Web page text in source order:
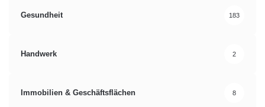
Gesundheit 183
Handwerk 2
Immobilien & Geschäftsflächen 8